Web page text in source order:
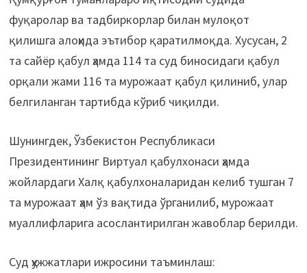
фуқаролар ва тадбиркорлар билан мулоқот
қилишга алоҳида эътибор қаратилмоқда. Хусусан, 2
та сайёр қабул ҳамда 114 та суд биносидаги қабул
орқали жами 116 та мурожаат қабул қилиниб, улар
белгиланган тартибда кўриб чиқилди.
Шунингдек, Ўзбекистон Республикаси
Президентининг Виртуал қабулхонаси ҳамда
жойлардаги Халқ қабулхоналаридан келиб тушган 7
та мурожаат ҳам ўз вақтида ўрганилиб, мурожаат
муаллифларига асослантирилган жавоблар берилди.
Суд ҳужжатлари ижросини таъминлаш: